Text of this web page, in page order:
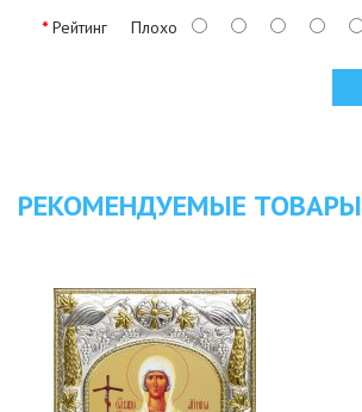
Рейтинг Плохо
РЕКОМЕНДУЕМЫЕ ТОВАРЫ